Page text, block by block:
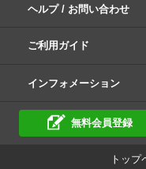
ヘルプ / お問い合わせ
よくあるご質問
ご利用環境
お支払い方法
パスワードの再設定
サポートセンター
ご利用ガイド
初めての方へ
会員登録の手順
作品購入の手順
動画再生の手順
検索のヒント
DUGA Player
インフォメーション
DUGAからのお知らせ
デュガの歴史とあゆみ
利用規約
個人情報保護方針
特定商取引法に基づく表示
資金決済法に基づく表示
倫理基準
サイトマップ無料会員登録
トップ